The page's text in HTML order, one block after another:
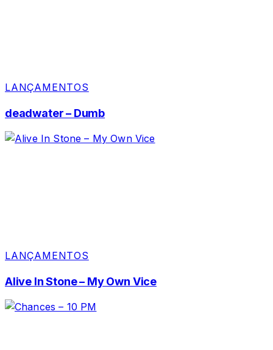
LANÇAMENTOS
deadwater – Dumb
LANÇAMENTOS
Alive In Stone – My Own Vice